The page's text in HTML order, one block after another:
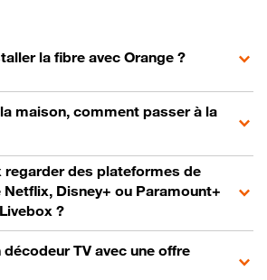
la fibre avec Orange ?
maison, comment passer à la
regarder des plateformes de
Disney+ ou Paramount+
?
TV avec une offre